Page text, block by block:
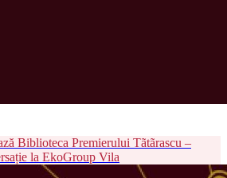
Biblioteca Premierului Tãtãrascu –
la EkoGroup Vila